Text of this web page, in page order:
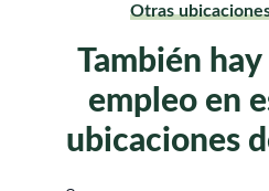
Otras
También
empleo en
ubicaciones